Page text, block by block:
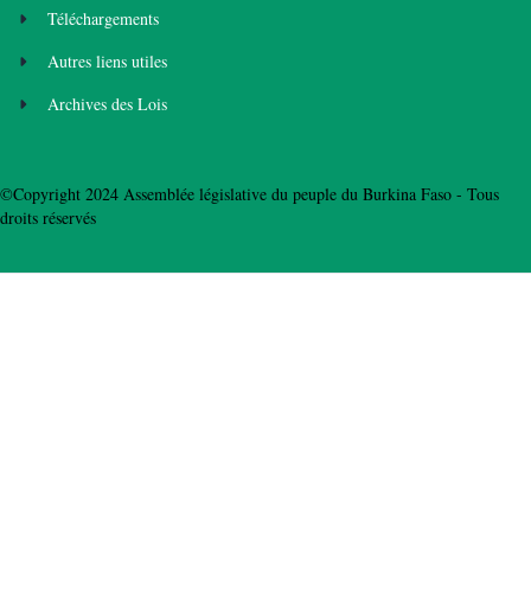
Téléchargements
Autres liens utiles
Archives des Lois
©Copyright 2024 Assemblée législative du peuple du Burkina Faso - Tous
droits réservés